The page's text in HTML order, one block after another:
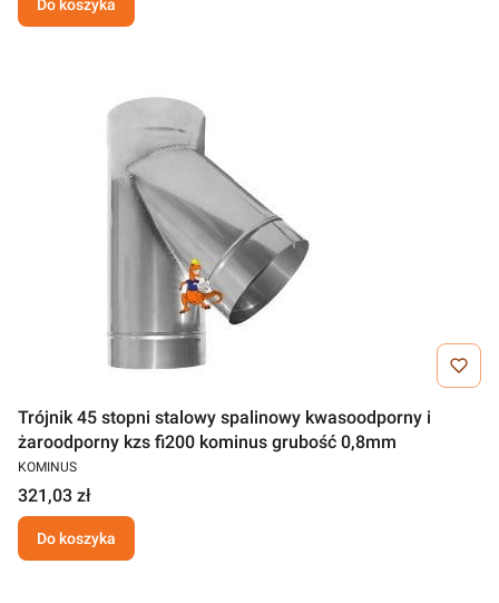
Do koszyka
Trójnik 45 stopni stalowy spalinowy kwasoodporny i
żaroodporny kzs fi200 kominus grubość 0,8mm
KOMINUS
321,03 zł
Do koszyka